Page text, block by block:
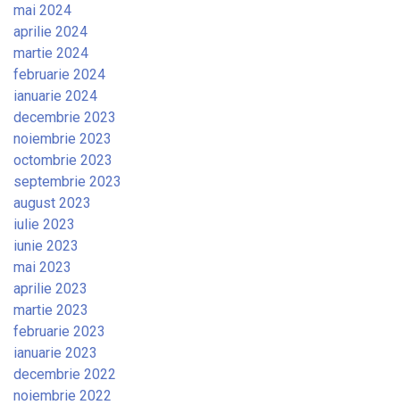
mai 2024
aprilie 2024
martie 2024
februarie 2024
ianuarie 2024
decembrie 2023
noiembrie 2023
octombrie 2023
septembrie 2023
august 2023
iulie 2023
iunie 2023
mai 2023
aprilie 2023
martie 2023
februarie 2023
ianuarie 2023
decembrie 2022
noiembrie 2022